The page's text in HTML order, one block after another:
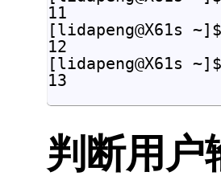
11
[lidapeng@X61s
12
[lidapeng@X61s
判断用户